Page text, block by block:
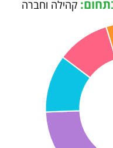
קהילה וחברה